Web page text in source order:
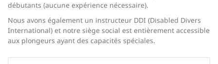
débutants (aucune expérience nécessaire).
Nous avons également un instructeur DDI (Disabled Divers
International) et notre siège social est entièrement accessible
aux plongeurs ayant des capacités spéciales.